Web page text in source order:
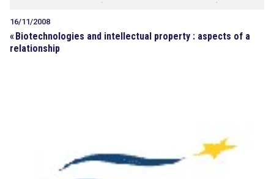
16/11/2008
«Biotechnologies and intellectual property : aspects of a
relationship